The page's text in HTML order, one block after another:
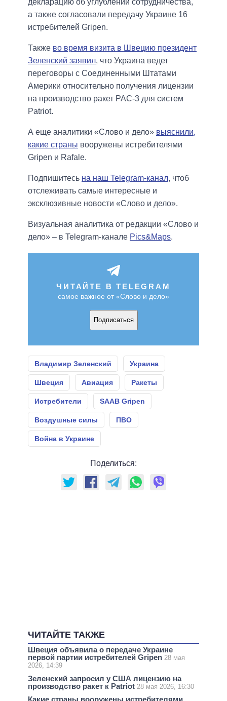
а также согласовали передачу Украине 16
истребителей Gripen.
Также во время визита в Швецию президент
Зеленский заявил, что Украина ведет
переговоры с Соединенными Штатами
Америки относительно получения лицензии
на производство ракет PAC-3 для систем
Patriot.
А еще аналитики «Слово и дело» выяснили,
какие страны вооружены истребителями
Gripen и Rafale.
Подпишитесь на наш Telegram-канал, чтоб
отслеживать самые интересные и
эксклюзивные новости «Слово и дело».
Визуальная аналитика от редакции «Слово и
дело» – в Telegram-канале Pics&Maps.
ЧИТАЙТЕ В TELEGRAM
самое важное от «Слово и дело»
Подписаться
Владимир Зеленский Украина
Швеция Авиация Ракеты
Истребители SAAB Gripen
Воздушные силы ПВО
Война в Украине
Поделиться:
ЧИТАЙТЕ ТАКЖЕ
Швеция объявила о передаче Украине
первой партии истребителей Gripen 28 мая
2026, 14:39
Зеленский запросил у США лицензию на
производство ракет к Patriot 28 мая 2026, 16:30
Какие страны вооружены истребителями